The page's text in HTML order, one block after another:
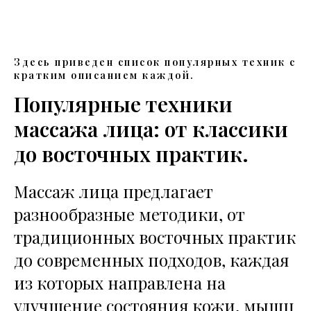
Здесь приведен список популярных техник с
кратким описанием каждой.
Популярные техники
массажа лица: от классики
до восточных практик.
Массаж лица предлагает
разнообразные методики, от
традиционных восточных практик
до современных подходов, каждая
из которых направлена на
улучшение состояния кожи, мышц